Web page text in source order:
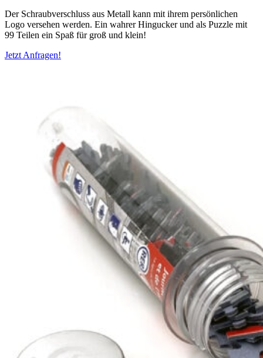
Der Schraubverschluss aus Metall kann mit ihrem persönlichen
Logo versehen werden. Ein wahrer Hingucker und als Puzzle mit
99 Teilen ein Spaß für groß und klein!
Jetzt Anfragen!